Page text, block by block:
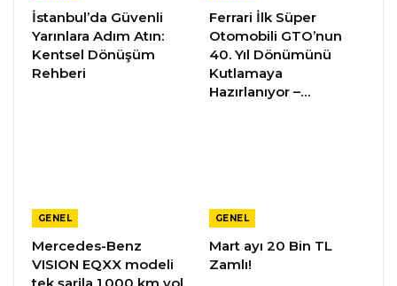
İstanbul’da Güvenli
Yarınlara Adım Atın:
Kentsel Dönüşüm
Rehberi
Ferrari İlk Süper
Otomobili GTO’nun
40. Yıl Dönümünü
Kutlamaya
Hazırlanıyor –…
GENEL
Mercedes-Benz
VISION EQXX modeli
GENEL
Mart ayı 20 Bin TL
Zamlı!